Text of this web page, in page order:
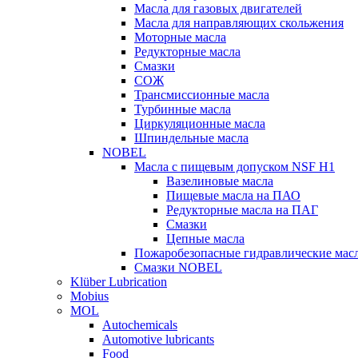
Масла для газовых двигателей
Масла для направляющих скольжения
Моторные масла
Редукторные масла
Смазки
СОЖ
Трансмиссионные масла
Турбинные масла
Циркуляционные масла
Шпиндельные масла
NOBEL
Масла с пищевым допуском NSF H1
Вазелиновые масла
Пищевые масла на ПАО
Редукторные масла на ПАГ
Смазки
Цепные масла
Пожаробезопасные гидравлические
Смазки NOBEL
Klüber Lubrication
Mobius
MOL
Autochemicals
Automotive lubricants
Food